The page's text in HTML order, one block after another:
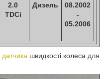
2.0
TDCi
Дизель
08.2002
-
05.2006
датчика швидкості колеса для